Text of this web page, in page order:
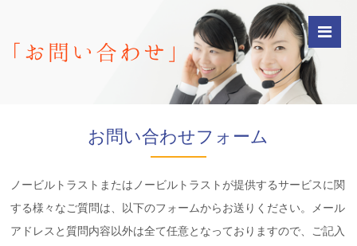
「お問い合わせ」
お問い合わせフォーム
ノービルトラストまたはノービルトラストが提供するサービスに関
する様々なご質問は、以下のフォームからお送りください。メール
アドレスと質問内容以外は全て任意となっておりますので、ご記入